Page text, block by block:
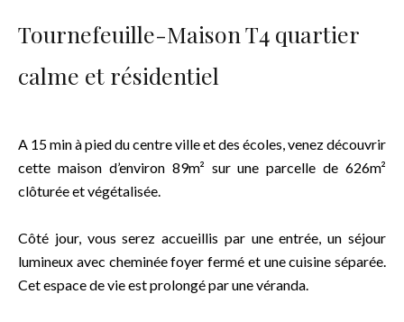
Tournefeuille-Maison T4 quartier
calme et résidentiel
A 15 min à pied du centre ville et des écoles, venez découvrir
cette maison d’environ 89m² sur une parcelle de 626m²
clôturée et végétalisée.
Côté jour, vous serez accueillis par une entrée, un séjour
lumineux avec cheminée foyer fermé et une cuisine séparée.
Cet espace de vie est prolongé par une véranda.